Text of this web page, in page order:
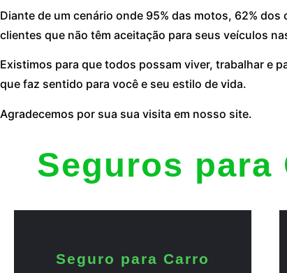
Diante de um cenário onde 95% das motos, 62%
clientes que não têm aceitação para seus veículos
Existimos para que todos possam viver, trabalhar e
que faz sentido para você e seu estilo de vida.
Agradecemos por sua sua visita em nosso site.
Seguros para
Seguro para Carro